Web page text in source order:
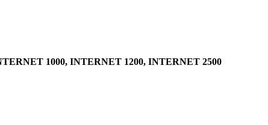
1000, INTERNET 1200, INTERNET 2500